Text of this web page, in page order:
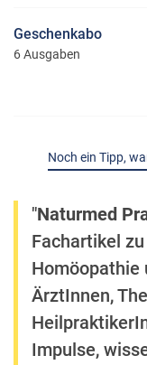
Geschenkabo
6 Ausgaben
Noch ein Tipp,
"Naturmed
Fachartikel
Homöopathie
ÄrztInnen,
Impulse,